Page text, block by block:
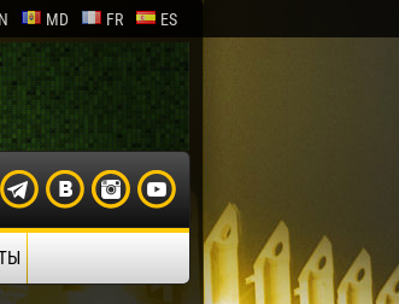
MD FR ES